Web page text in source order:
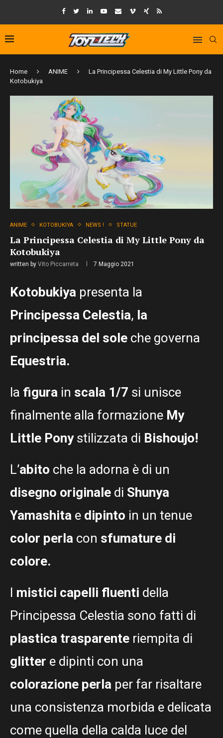
Home ANIME
La Principessa Celestia di My Little Pony da
Kotobukiya
ANIME KOTOBUKIYA NEWS ! STATUE
La Principessa Celestia di My Little Pony da
Kotobukiya
written by Vito Piccarreta 7 Maggio 2021
Kotobukiya presenta la
Principessa Celestia, la
principessa del sole che governa
Equestria.
la figura in scala 1/7 si unisce
finalmente alla formazione My
Little Ponystilizzata di Bishoujo!
L’abito che la adorna è di un
disegno originale di Shunya
Yamashita e dipinto in un tenue
color perla con sfumature di
colore.
I mistici capelli fluenti della
Principessa Celestia sono fatti di
plastica trasparente riempita di
glitter e dipinti con una
colorazione perla per far risaltare
una consistenza morbida e delicata
come quella della calda luce del